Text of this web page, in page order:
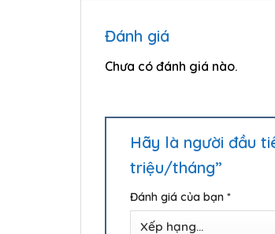
Đánh giá
Chưa có đánh giá nào.
Hãy là người đầu
triệu/tháng”
Đánh giá của bạn *